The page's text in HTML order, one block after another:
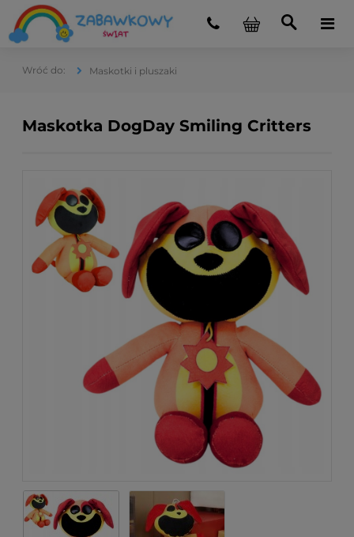
Maskotki i pluszaki
Maskotka DogDay Smiling Critters